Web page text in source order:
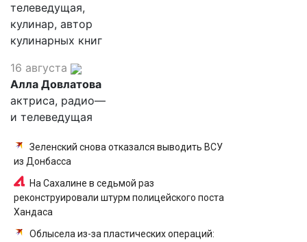
телеведущая,
кулинар, автор
кулинарных книг
16 августа
Алла Довлатова
актриса, радио—
и телеведущая
Зеленский снова отказался выводить ВСУ
из Донбасса
На Сахалине в седьмой раз
реконструировали штурм полицейского поста
Хандаса
Облысела из-за пластических операций: